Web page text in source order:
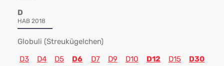
D
HAB 2018
Globuli (Streukügelchen)
D3
D4 D5 D6 D7 D9 D10 D12 D15
D30